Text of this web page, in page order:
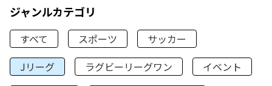
ジャンルカテゴリ
すべて スポーツ
サッカー
Jリーグ
ラグビーリーグワン
イベント